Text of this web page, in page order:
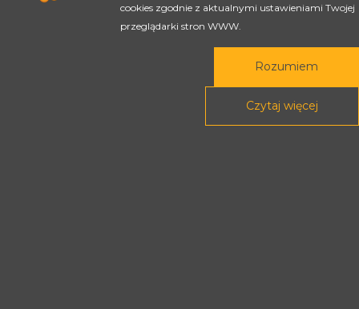
cookies zgodnie z aktualnymi ustawieniami Twojej
przeglądarki stron WWW.
Rozumiem
Czytaj więcej